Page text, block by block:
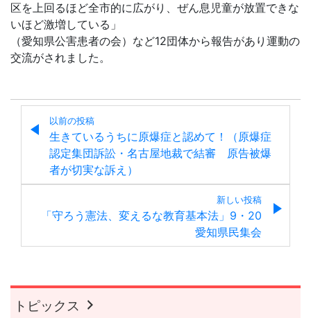
区を上回るほど全市的に広がり、ぜん息児童が放置できな
いほど激増している」
（愛知県公害患者の会）など12団体から報告があり運動の
交流がされました。
以前の投稿
生きているうちに原爆症と認めて！（原爆症
認定集団訴訟・名古屋地裁で結審 原告被爆
者が切実な訴え）
新しい投稿
「守ろう憲法、変えるな教育基本法」9・20
愛知県民集会
トピックス